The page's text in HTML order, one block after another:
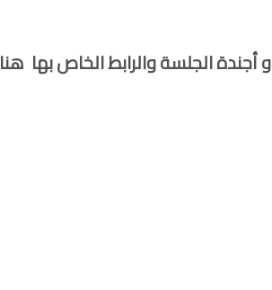
فقط إكتب إسم أي محكمة تريدها في مربع البحث التالي وستجد الباركود qr code و أجندة الجلسة والرابط الخاص بها هنا